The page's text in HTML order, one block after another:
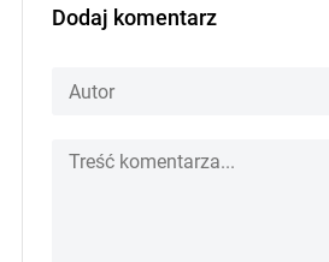
Dodaj komentarz